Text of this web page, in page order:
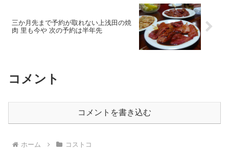
三か月先まで予約が取れない上浅田の焼
肉 里も今や 次の予約は半年先
コメント
コメントを書き込む
ホーム コストコ